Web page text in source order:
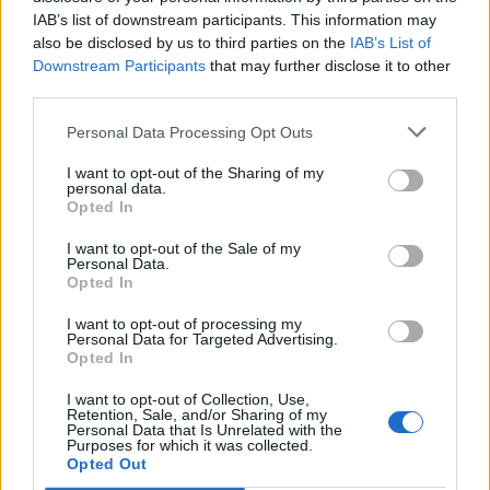
IAB’s list of downstream participants. This information may
also be disclosed by us to third parties on the IAB’s List of
Downstream Participants that may further disclose it to other
Personal Data Processing Opt Outs
I want to opt-out of the Sharing of my
personal data.
Opted In
I want to opt-out of the Sale of my
Personal Data.
Opted In
I want to opt-out of processing my
Personal Data for Targeted Advertising.
Opted In
I want to opt-out of Collection, Use,
Retention, Sale, and/or Sharing of my
Personal Data that Is Unrelated with the
Purposes for which it was collected.
Opted Out
Jukunda,kiekindemark,-jesus64-und8 anderengefällt dies.
hasendame
Zitat von SabrinaF25:
Hallo
suche auch noch nachbarn, lg
Jukunda,kiekindemark, -jesus64-und7 anderen gefällt dies.
mwinternheimer56
Foren-Grünschnabel